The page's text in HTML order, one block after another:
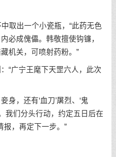
取出一个小瓷瓶，“此药无色
必成傀儡。韩敬擅使钩镰，
机关，可喷射药粉。”
广宁王麾下天罡六人，此次
，还有‘血刀’屠烈、‘鬼
我们分头行动，约定五日后在
报，再定下一步。”